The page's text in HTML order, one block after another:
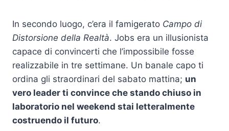
In secondo luogo, c’era il famigerato Campo di
Distorsione della Realtà. Jobs era un illusionista
capace di convincerti che l’impossibile fosse
realizzabile in tre settimane. Un banale capo ti
ordina gli straordinari del sabato mattina; un
vero leader ti convince che stando chiuso in
laboratorio nel weekend stai letteralmente
costruendo il futuro.